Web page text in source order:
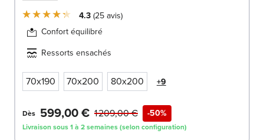
4.3 25avis
Confort équilibré
Ressorts ensachés
70x190 70x200 80x200 +9
Dès 599,00 € -50%
1 209,00 €
Livraison sous 1 à 2 semaines (selon configuration)